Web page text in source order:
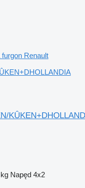
Renault
Napęd 4x2